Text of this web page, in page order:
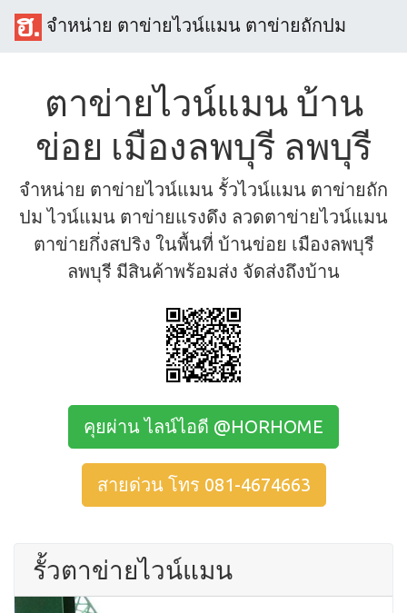
จำหน่าย ตาข่ายไวน์แมน ตาข่ายถักปม
ตาข่ายไวน์แมน บ้าน
ข่อย เมืองลพบุรี ลพบุรี
จำหน่าย ตาข่ายไวน์แมน รั้วไวน์แมน ตาข่ายถัก
ปม ไวน์แมน ตาข่ายแรงดึง ลวดตาข่ายไวน์แมน
ตาข่ายกึ่งสปริง ในพื้นที่ บ้านข่อย เมืองลพบุรี
ลพบุรี มีสินค้าพร้อมส่ง จัดส่งถึงบ้าน
คุยผ่าน ไลน์ไอดี @HORHOME
สายด่วน โทร 081-4674663
รั้วตาข่ายไวน์แมน